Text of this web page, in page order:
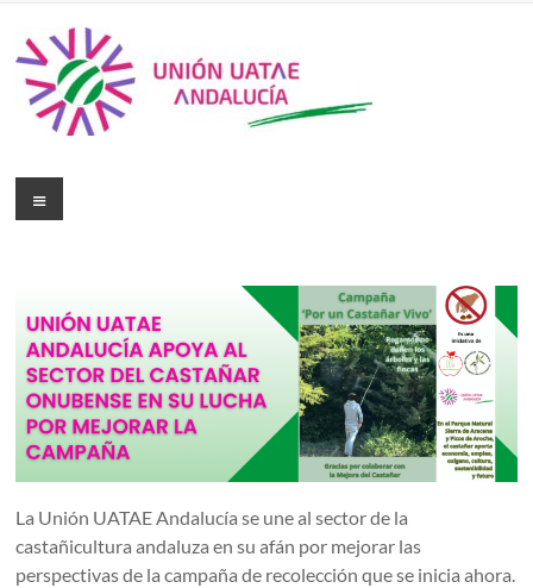
La Unión UATAE Andalucía se une al sector de la
castañicultura andaluza en su afán por mejorar las
perspectivas de la campaña de recolección que se inicia ahora.